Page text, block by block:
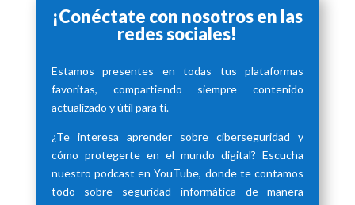
¡Conéctate con nosotros en las
redes sociales!
Estamos presentes en todas tus plataformas
favoritas, compartiendo siempre contenido
actualizado y útil para ti.
¿Te interesa aprender sobre ciberseguridad y
cómo protegerte en el mundo digital? Escucha
nuestro podcast en YouTube, donde te contamos
todo sobre seguridad informática de manera